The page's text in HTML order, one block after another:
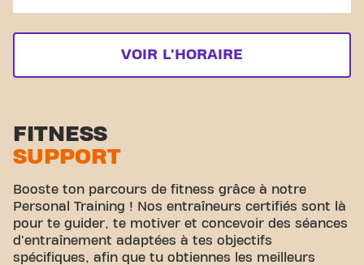
VOIR L'HORAIRE
FITNESS
SUPPORT
Booste ton parcours de fitness grâce à notre
Personal Training ! Nos entraîneurs certifiés sont là
pour te guider, te motiver et concevoir des séances
d'entraînement adaptées à tes objectifs
spécifiques, afin que tu obtiennes les meilleurs